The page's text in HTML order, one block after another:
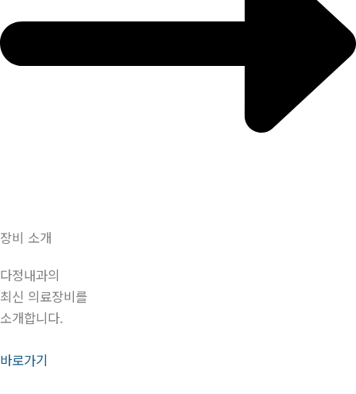
장비 소개
다정내과의
최신 의료장비를
소개합니다.
바로가기